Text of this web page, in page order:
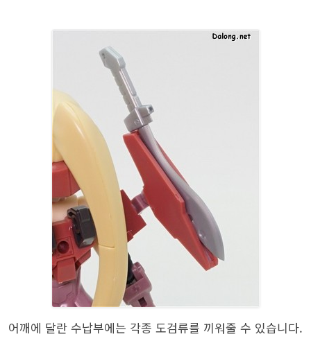
어깨에 달란 수납부에는 각종 도검류를 끼워줄 수 있습니다.